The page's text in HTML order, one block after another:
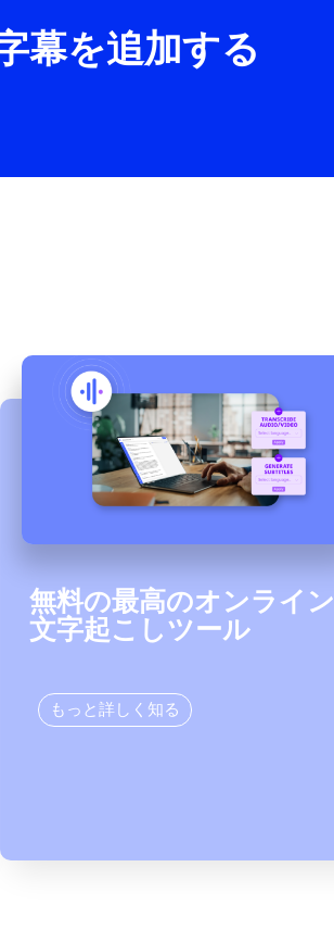
幕を追加する
無料の最高のオンライン
文字起こしツール
もっと詳しく知る